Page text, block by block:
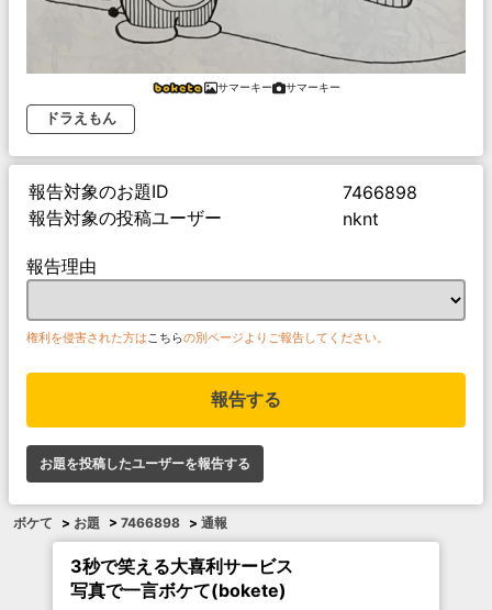
サマーキー サマーキー
ドラえもん
報告対象のお題ID
7466898
報告対象の投稿ユーザー
nknt
報告理由
権利を侵害された方は こちらの別ページよりご報告してください。
報告する
お題を投稿したユーザーを報告する
ボケて > お題 > 7466898 > 通報
3秒で笑える大喜利サービス
写真で一言ボケて(bokete)